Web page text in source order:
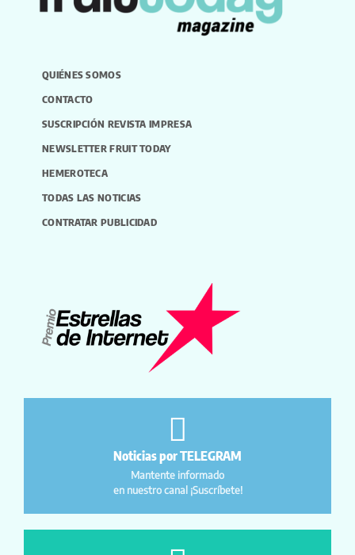
QUIÉNES SOMOS
CONTACTO
SUSCRIPCIÓN REVISTA IMPRESA
NEWSLETTER FRUIT TODAY
HEMEROTECA
TODAS LAS NOTICIAS
CONTRATAR PUBLICIDAD
Noticias por TELEGRAM
Mantente informado
en nuestro canal ¡Suscríbete!